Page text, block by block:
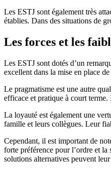
Les ESTJ sont également très
établies. Dans des situations de
Les forces et les
Les ESTJ sont dotés d’un
excellent dans la mise en place
Le pragmatisme est une autre
efficace et pratique à court terme.
La loyauté est également une
famille et leurs collègues. Leur
Cependant, il est important de
forte préférence pour l’ordre et la
solutions alternatives peuvent